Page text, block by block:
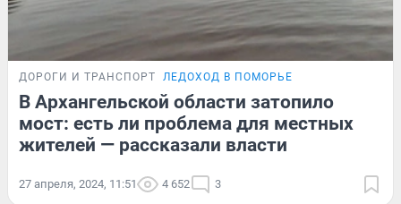
ДОРОГИ И ТРАНСПОРТ ЛЕДОХОД В ПОМОРЬЕ
В Архангельской области затопило
мост: есть ли проблема для местных
жителей — рассказали власти
27 апреля, 2024, 11:51 4 652 3